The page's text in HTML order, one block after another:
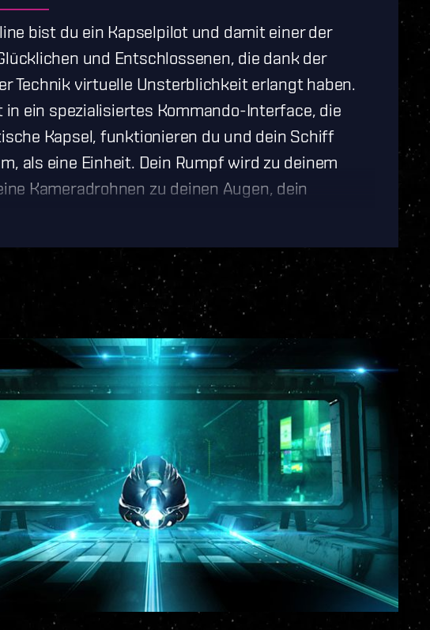
bist du ein Kapselpilot und damit einer der
und Entschlossenen, die dank der
Technik virtuelle Unsterblichkeit erlangt haben.
in ein spezialisiertes Kommando-Interface, die
Kapsel, funktionieren du und dein Schiff
als eine Einheit. Dein Rumpf wird zu deinem
Kameradrohnen zu deinen Augen, dein
Willens. Im Falle eines unerwarteten
eine neurale Scananlage in der Kapsel
in digitaler Form auf und übermittelt ihn in
entfernte Klonbucht, wodurch du endlos
werden kannst. Auf ewig frei jedes deiner
während du dir deinen eigenen Weg
bahnst.